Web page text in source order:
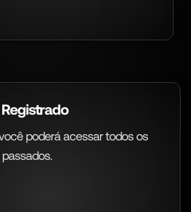
poderá acessar todos os